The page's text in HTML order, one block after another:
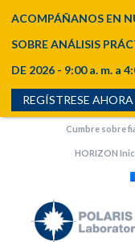
Cumbre sobre
HORIZON
ACOMPÁÑANOS EN
SOBRE ANÁLISIS
DE 2026 - 9:00 a. m. a
REGÍSTRESE AHORA